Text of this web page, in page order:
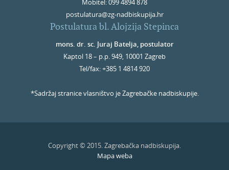
Mobitel: 099 4894 878
postulatura@zg-nadbiskupija.hr
Postulatura bl. Alojzija Stepinca
mons. dr. sc. Juraj Batelja, postulator
Kaptol 18 – p.p. 949, 10001 Zagreb
Tel/fax: +385 1 4814 920
*Sadržaj stranice vlasništvo je Zagrebačke nadbiskupije.
Copyright © 2015. Zagrebačka nadbiskupija.
Mapa weba